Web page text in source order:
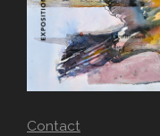
Contact